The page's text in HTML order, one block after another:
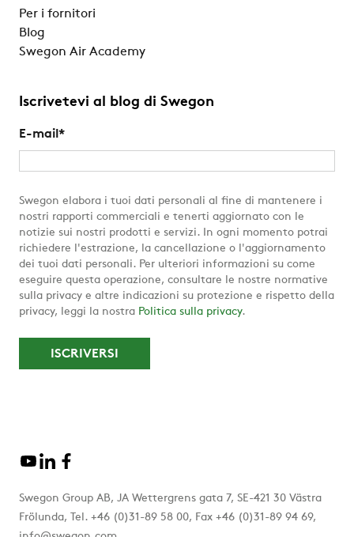
Per i fornitori
Blog
Swegon Air Academy
Iscrivetevi al blog di Swegon
E-mail *
Swegon elabora i tuoi dati personali al fine di mantenere i
nostri rapporti commerciali e tenerti aggiornato con le
notizie sui nostri prodotti e servizi. In ogni momento potrai
richiedere l'estrazione, la cancellazione o l'aggiornamento
dei tuoi dati personali. Per ulteriori informazioni su come
eseguire questa operazione, consultare le nostre normative
sulla privacy e altre indicazioni su protezione e rispetto della
privacy, leggi la nostra Politica sulla privacy.
Swegon Group AB, JA Wettergrens gata 7, SE-421 30 Västra
Frölunda, Tel. +46 (0)31-89 58 00, Fax +46 (0)31-89 94 69,